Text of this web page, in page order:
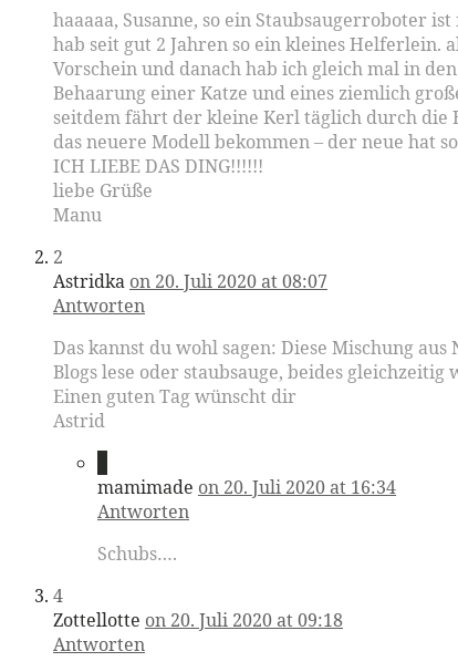
haaaaa, Susanne, so ein Staubsaugerroboter
hab seit gut 2 Jahren so ein kleines
Vorschein und danach hab ich gleich mal in
Behaarung einer Katze und eines ziemlich
seitdem fährt der kleine Kerl täglich durch die
das neuere Modell bekommen – der neue hat
ICH LIEBE DAS DING!!!!!!
liebe Grüße
Manu
2
Astridka on 20. Juli 2020 at 08:07
Antworten
Das kannst du wohl sagen: Diese Mischung
Blogs lese oder staubsauge, beides
Einen guten Tag wünscht dir
Astrid
mamimade on 20. Juli 2020 at 16:34
Antworten
Schubs….
4
Zottellotte on 20. Juli 2020 at 09:18
Antworten